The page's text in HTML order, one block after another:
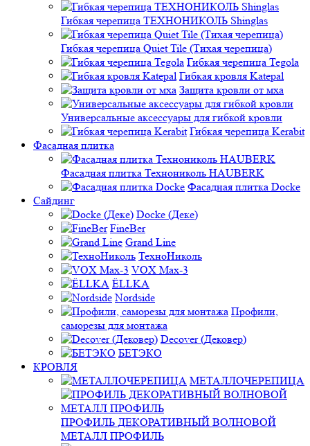
Гибкая черепица ТЕХНОНИКОЛЬ Shinglas
Гибкая черепица Quiet Tile (Тихая черепица)
Гибкая черепица Tegola
Гибкая кровля Katepal
Защита кровли от мха
Универсальные аксессуары для гибкой кровли
Гибкая черепица Kerabit
Фасадная плитка
Фасадная плитка Технониколь HAUBERK
Фасадная плитка Docke
Сайдинг
Docke (Деке)
FineBer
Grand Line
ТехноНиколь
VOX Max-3
ЁLLKA
Nordside
Профили,
саморезы для монтажа
Decover (Дековер)
БЕТЭКО
КРОВЛЯ
МЕТАЛЛОЧЕРЕПИЦА
ПРОФИЛЬ ДЕКОРАТИВНЫЙ ВОЛНОВОЙ
МЕТАЛЛ ПРОФИЛЬ